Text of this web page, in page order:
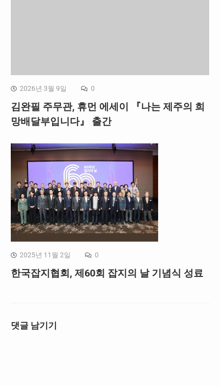
2026년 3월 9일 0
김완필 주무관, 휴먼 에세이 『나는 제주의 희
망배달부입니다』 출간
2025년 11월 2일 0
한국잡지협회, 제60회 잡지의 날 기념식 성료
댓글 남기기